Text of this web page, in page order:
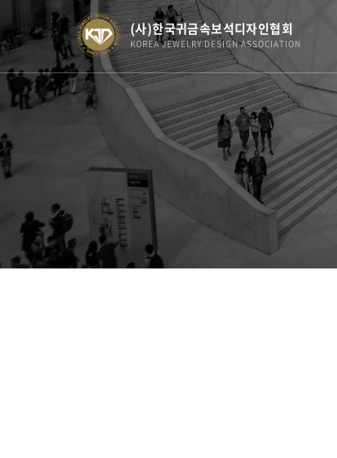
(사)한국귀금속보석디자인협회
KOREA JEWELRY DESIGN ASSOCIATION